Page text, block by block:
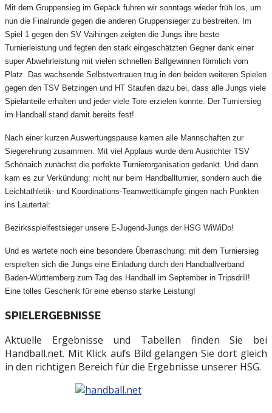
Mit dem Gruppensieg im Gepäck fuhren wir sonntags wieder früh los, um
nun die Finalrunde gegen die anderen Gruppensieger zu bestreiten. Im
Spiel 1 gegen den SV Vaihingen zeigten die Jungs ihre beste
Turnierleistung und fegten den stark eingeschätzten Gegner dank einer
super Abwehrleistung mit vielen schnellen Ballgewinnen förmlich vom
Platz. Das wachsende Selbstvertrauen trug in den beiden weiteren Spielen
gegen den TSV Betzingen und HT Staufen dazu bei, dass alle Jungs viele
Spielanteile erhalten und jeder viele Tore erzielen konnte. Der Turniersieg
im Handball stand damit bereits fest!
Nach einer kurzen Auswertungspause kamen alle Mannschaften zur
Siegerehrung zusammen. Mit viel Applaus wurde dem Ausrichter TSV
Schönaich zunächst die perfekte Turnierorganisation gedankt. Und dann
kam es zur Verkündung: nicht nur beim Handballturnier, sondern auch die
Leichtathletik- und Koordinations-Teamwettkämpfe gingen nach Punkten
ins Lautertal:
Bezirksspielfestsieger unsere E-Jugend-Jungs der HSG WiWiDo!
Und es wartete noch eine besondere Überraschung: mit dem Turniersieg
erspielten sich die Jungs eine Einladung durch den Handballverband
Baden-Württemberg zum Tag des Handball im September in Tripsdrill!
Eine tolles Geschenk für eine ebenso starke Leistung!
SPIELERGEBNISSE
Aktuelle Ergebnisse und Tabellen finden Sie bei
Handball.net. Mit Klick aufs Bild gelangen Sie dort gleich
in den richtigen Bereich für die Ergebnisse unserer HSG.